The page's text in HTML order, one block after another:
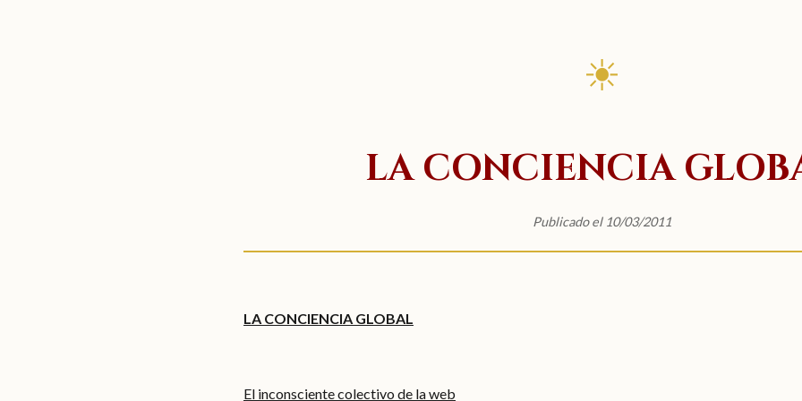
☀
LA CONCIENCIA
Publicado el 10/03/2011
LA CONCIENCIA GLOBAL
El inconsciente colectivo de la web